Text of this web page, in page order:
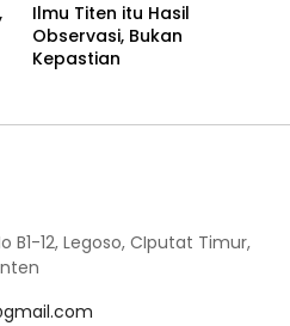
Ilmu Titen itu Hasil
Observasi, Bukan
Kepastian
B1-12, Legoso, CIputat Timur,